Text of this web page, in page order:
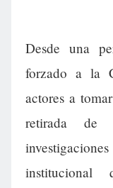
Desde una
forzado a la
actores a
retirada
institucional